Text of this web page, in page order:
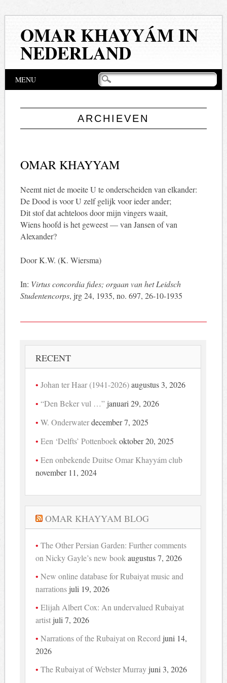
OMAR KHAYYÁM IN
NEDERLAND
Hoofdmenu
springen
MENU
ARCHIEVEN
OMAR KHAYYAM
Neemt niet de moeite U te onderscheiden van elkander:
De Dood is voor U zelf gelijk voor ieder ander;
Dit stof dat achteloos door mijn vingers waait,
Wiens hoofd is het geweest — van Jansen of van
Alexander?
Door K.W. (K. Wiersma)
In: Virtus concordia fides; orgaan van het Leidsch
Studentencorps, jrg 24, 1935, no. 697, 26-10-1935
RECENT
Johan ter Haar (1941-2026) augustus 3, 2026
“Den Beker vul …” januari 29, 2026
W. Onderwaterdecember 7, 2025
Een ‘Delfts’ Pottenboek oktober 20, 2025
Een onbekende Duitse Omar Khayyám club
november 11, 2024
OMAR KHAYYAM BLOG
The Other Persian Garden: Further comments
on Nicky Gayle’s new book augustus 7, 2026
New online database for Rubaiyat music and
narrations juli 19, 2026
Elijah Albert Cox: An undervalued Rubaiyat
artist juli 7, 2026
Narrations of the Rubaiyat on Record juni 14,
2026
The Rubaiyat of Webster Murray juni 3, 2026